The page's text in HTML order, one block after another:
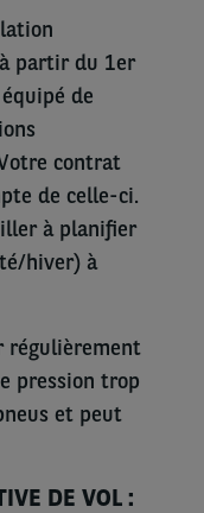
partir du 1er
de
contrat
de celle-ci.
à planifier
hiver) à
régulièrement
pression trop
et peut
DE VOL :